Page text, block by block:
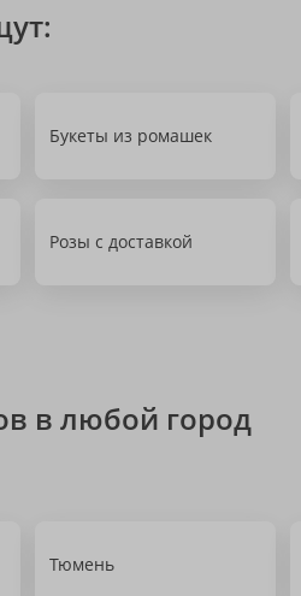
Букеты из ромашек
Розы с доставкой
в любой город
Тюмень